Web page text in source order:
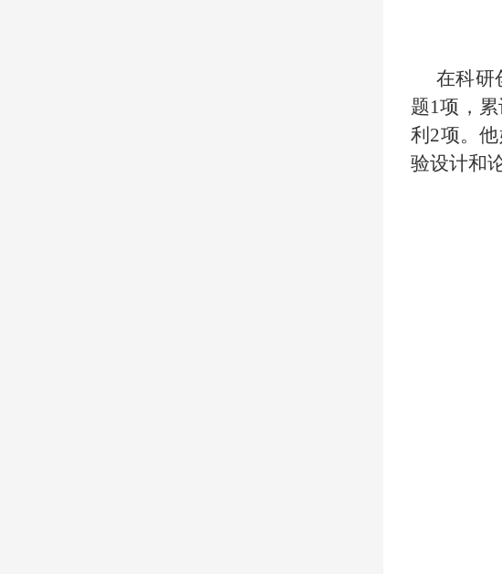
在科研
题1项，
利2项。
验设计和